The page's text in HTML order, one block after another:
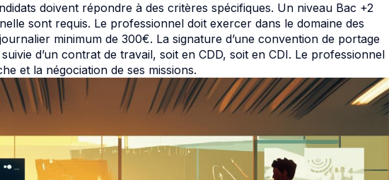
doivent répondre à des critères spécifiques. Un niveau Bac +2
sont requis. Le professionnel doit exercer dans le domaine des
minimum de 300€. La signature d’une convention de portage
d’un contrat de travail, soit en CDD, soit en CDI. Le professionnel
et la négociation de ses missions.